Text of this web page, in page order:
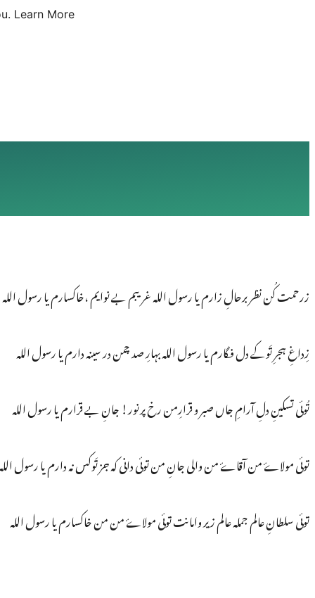
Learn More
زرحمت کُن نظر برحالِ زارم یا رسول اللہ غریبم بے نوایم ،خاکسارم یا رسول اللہ
زِداغِ ہجرِ تَوکے دل فگارم یا رسول اللہ بہارِ صد چمن در سینہ دارم یا رسول اللہ
تُوئی تسکینِ دلِ آرامِ جاں صبر و قرارِمن رخ پرنور! جانِ بے قرارم یا رسول اللہ
توئی مولاۓ من آقاۓ من والی جانِ من توئی دانی کہ جز تَوکس نہ دارم یا رسول
توئی سلطانِ عالم جملہ عالم زیر وامانت توئی مولاۓ من من خاکسارم یا رسول اللہ